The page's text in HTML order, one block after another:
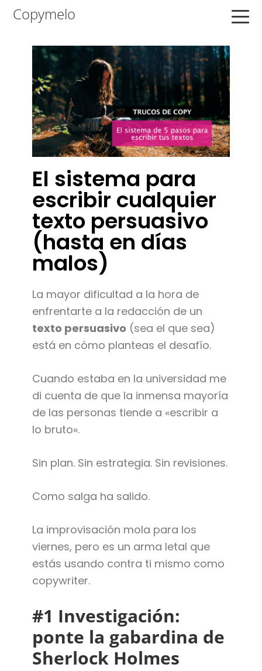
Saltar
navegación
principal
Saltar
contenido
Saltar
principal
Copymelo
El sistema para
escribir cualquier
texto persuasivo
(hasta en días
malos)
La mayor dificultad a la hora de
enfrentarte a la redacción de un
texto persuasivo (sea el que sea)
está en cómo planteas el desafío.
Cuando estaba en la universidad me
di cuenta de que la inmensa mayoría
de las personas tiende a «escribir a
lo bruto».
Sin plan. Sin estrategia. Sin revisiones.
Como salga ha salido.
La improvisación mola para los
viernes, pero es un arma letal que
estás usando contra ti mismo como
copywriter.
#1 Investigación:
ponte la gabardina de
Sherlock Holmes